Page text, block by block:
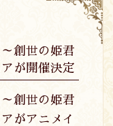
創世の姫君
が開催決定
創世の姫君
がアニメイ